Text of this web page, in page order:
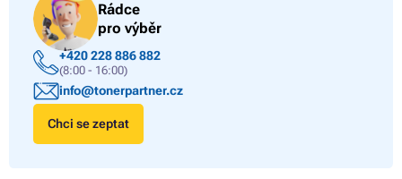
Rádce
pro výběr
+420 228 886 882
(8:00 - 16:00)
info@tonerpartner.cz
Chci se zeptat